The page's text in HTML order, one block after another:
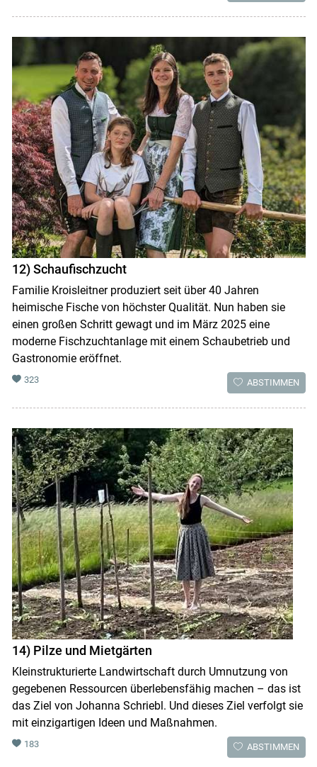
12) Schaufischzucht
Familie Kroisleitner produziert seit über 40 Jahren
heimische Fische von höchster Qualität. Nun haben sie
einen großen Schritt gewagt und im März 2025 eine
moderne Fischzuchtanlage mit einem Schaubetrieb und
Gastronomie eröffnet.
323 ABSTIMMEN
14) Pilze und Mietgärten
Kleinstrukturierte Landwirtschaft durch Umnutzung von
gegebenen Ressourcen überlebensfähig machen – das ist
das Ziel von Johanna Schriebl. Und dieses Ziel verfolgt sie
mit einzigartigen Ideen und Maßnahmen.
183 ABSTIMMEN